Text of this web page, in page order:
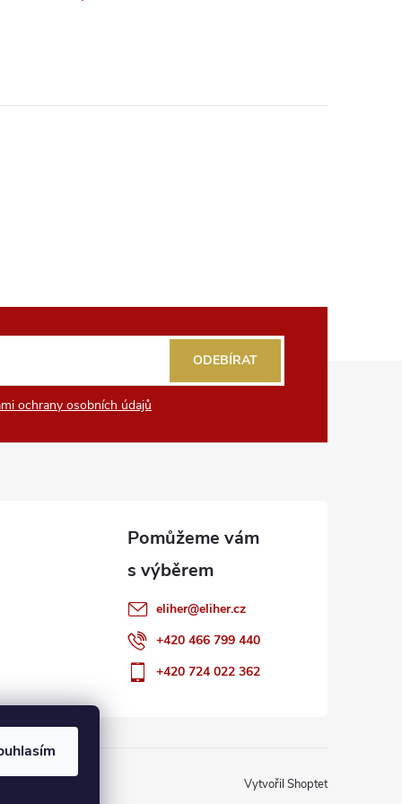
ochrany osobních údajů
ODEBÍRAT
eliher@eliher.cz
+420 466 799 440
+420 724 022 362
Vytvořil Shoptet